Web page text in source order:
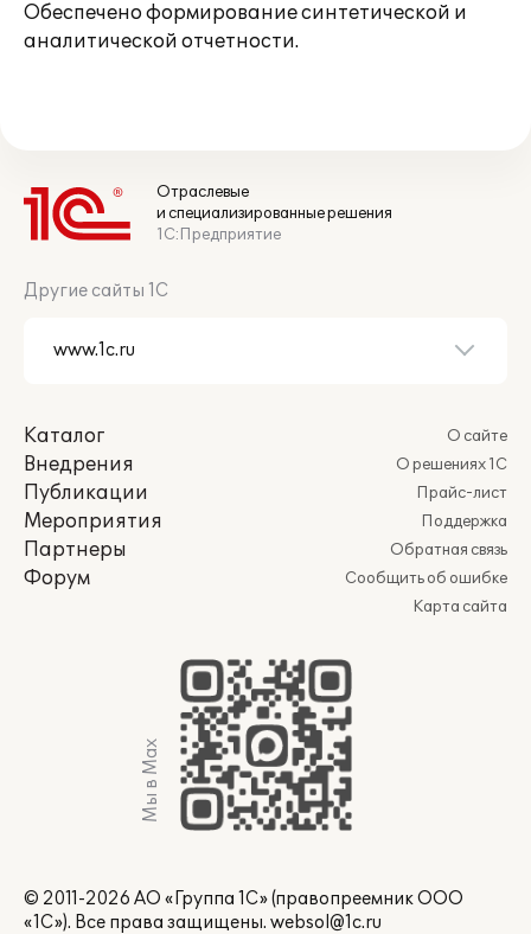
Обеспечено формирование синтетической и
аналитической отчетности.
Отраслевые
и специализированные решения
1С:Предприятие
Другие сайты 1С
Каталог
Внедрения
Публикации
Мероприятия
Партнеры
Форум
О сайте
О решениях 1С
Прайс-лист
Поддержка
Обратная связь
Сообщить об ошибке
Карта сайта
Мы в Max
© 2011-2026 АО «Группа 1С» (правопреемник ООО
«1С»). Все права защищены. websol@1c.ru